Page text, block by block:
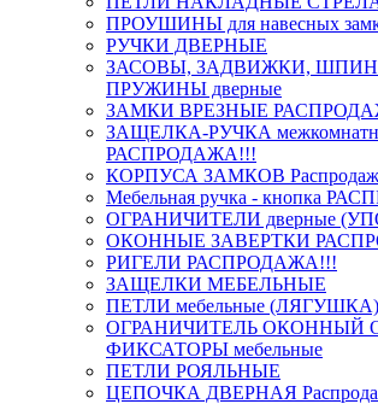
ПРОУШИНЫ для навесных
РУЧКИ ДВЕРНЫЕ
ЗАСОВЫ, ЗАДВИЖКИ,
ПРУЖИНЫ дверные
ЗАМКИ ВРЕЗНЫЕ
ЗАЩЕЛКА-РУЧКА
РАСПРОДАЖА!!!
КОРПУСА ЗАМКОВ
Мебельная ручка - кнопка
ОГРАНИЧИТЕЛИ дверные
ОКОННЫЕ ЗАВЕРТКИ
РИГЕЛИ РАСПРОДАЖА!!!
ЗАЩЕЛКИ МЕБЕЛЬНЫЕ
ПЕТЛИ мебельные (ЛЯГУШКА)
ОГРАНИЧИТЕЛЬ ОКОННЫЙ
ФИКСАТОРЫ мебельные
ПЕТЛИ РОЯЛЬНЫЕ
ЦЕПОЧКА ДВЕРНАЯ